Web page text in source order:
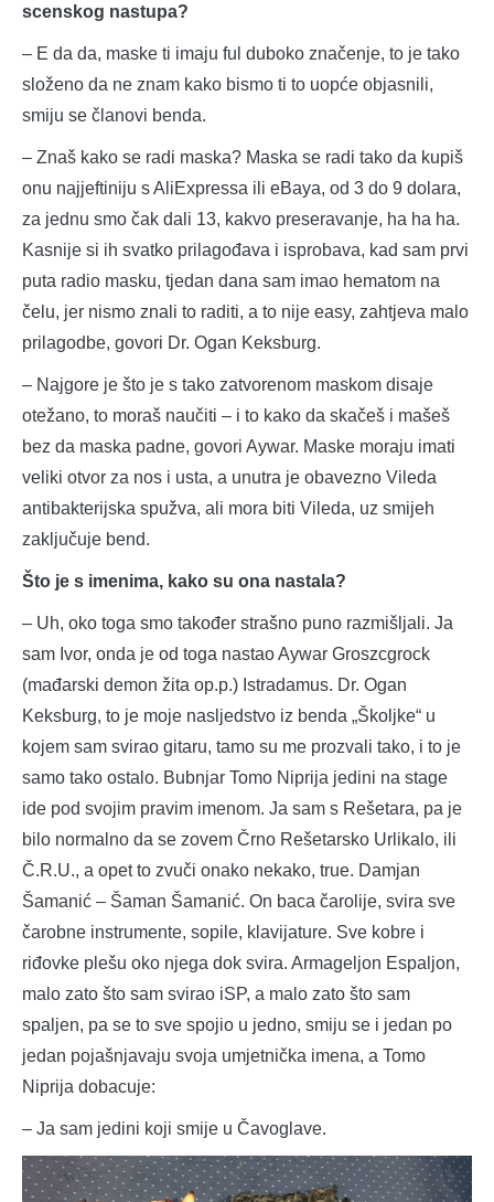
scenskog nastupa?
– E da da, maske ti imaju ful duboko značenje, to je tako
složeno da ne znam kako bismo ti to uopće objasnili,
smiju se članovi benda.
– Znaš kako se radi maska? Maska se radi tako da kupiš
onu najjeftiniju s AliExpressa ili eBaya, od 3 do 9 dolara,
za jednu smo čak dali 13, kakvo preseravanje, ha ha ha.
Kasnije si ih svatko prilagođava i isprobava, kad sam prvi
puta radio masku, tjedan dana sam imao hematom na
čelu, jer nismo znali to raditi, a to nije easy, zahtjeva malo
prilagodbe, govori Dr. Ogan Keksburg.
– Najgore je što je s tako zatvorenom maskom disaje
otežano, to moraš naučiti – i to kako da skačeš i mašeš
bez da maska padne, govori Aywar. Maske moraju imati
veliki otvor za nos i usta, a unutra je obavezno Vileda
antibakterijska spužva, ali mora biti Vileda, uz smijeh
zaključuje bend.
Što je s imenima, kako su ona nastala?
– Uh, oko toga smo također strašno puno razmišljali. Ja
sam Ivor, onda je od toga nastao Aywar Groszcgrock
(mađarski demon žita op.p.) Istradamus. Dr. Ogan
Keksburg, to je moje nasljedstvo iz benda „Školjke“ u
kojem sam svirao gitaru, tamo su me prozvali tako, i to je
samo tako ostalo. Bubnjar Tomo Niprija jedini na stage
ide pod svojim pravim imenom. Ja sam s Rešetara, pa je
bilo normalno da se zovem Črno Rešetarsko Urlikalo, ili
Č.R.U., a opet to zvuči onako nekako, true. Damjan
Šamanić – Šaman Šamanić. On baca čarolije, svira sve
čarobne instrumente, sopile, klavijature. Sve kobre i
riđovke plešu oko njega dok svira. Armageljon Espaljon,
malo zato što sam svirao iSP, a malo zato što sam
spaljen, pa se to sve spojio u jedno, smiju se i jedan po
jedan pojašnjavaju svoja umjetnička imena, a Tomo
Niprija dobacuje:
– Ja sam jedini koji smije u Čavoglave.